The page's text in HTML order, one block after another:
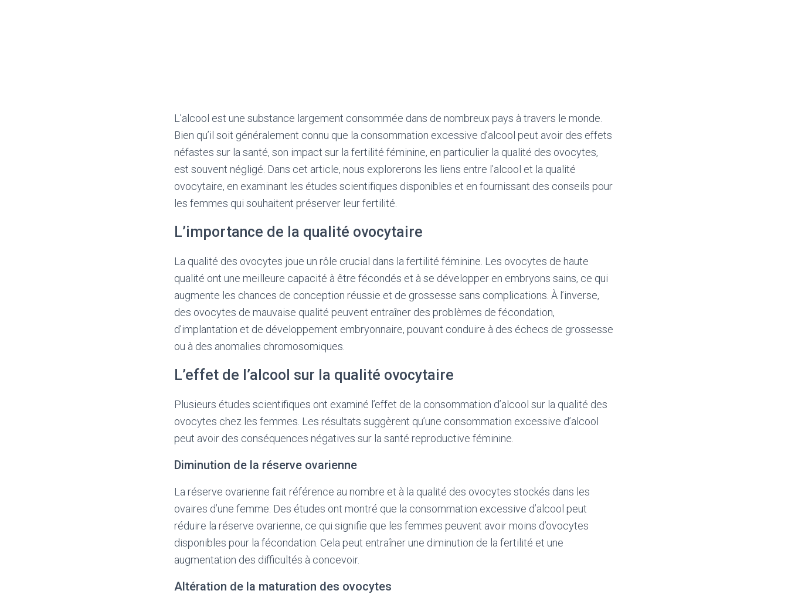
L’alcool est une substance largement consommée dans de nombreux pays à travers le monde.
Bien qu’il soit généralement connu que la consommation excessive d’alcool peut avoir des effets
néfastes sur la santé, son impact sur la fertilité féminine, en particulier la qualité des ovocytes,
est souvent négligé. Dans cet article, nous explorerons les liens entre l’alcool et la qualité
ovocytaire, en examinant les études scientifiques disponibles et en fournissant des conseils pour
les femmes qui souhaitent préserver leur fertilité.
L’importance de la qualité ovocytaire
La qualité des ovocytes joue un rôle crucial dans la fertilité féminine. Les ovocytes de haute
qualité ont une meilleure capacité à être fécondés et à se développer en embryons sains, ce qui
augmente les chances de conception réussie et de grossesse sans complications. À l’inverse,
des ovocytes de mauvaise qualité peuvent entraîner des problèmes de fécondation,
d’implantation et de développement embryonnaire, pouvant conduire à des échecs de grossesse
ou à des anomalies chromosomiques.
L’effet de l’alcool sur la qualité ovocytaire
Plusieurs études scientifiques ont examiné l’effet de la consommation d’alcool sur la qualité des
ovocytes chez les femmes. Les résultats suggèrent qu’une consommation excessive d’alcool
peut avoir des conséquences négatives sur la santé reproductive féminine.
Diminution de la réserve ovarienne
La réserve ovarienne fait référence au nombre et à la qualité des ovocytes stockés dans les
ovaires d’une femme. Des études ont montré que la consommation excessive d’alcool peut
réduire la réserve ovarienne, ce qui signifie que les femmes peuvent avoir moins d’ovocytes
disponibles pour la fécondation. Cela peut entraîner une diminution de la fertilité et une
augmentation des difficultés à concevoir.
Altération de la maturation des ovocytes